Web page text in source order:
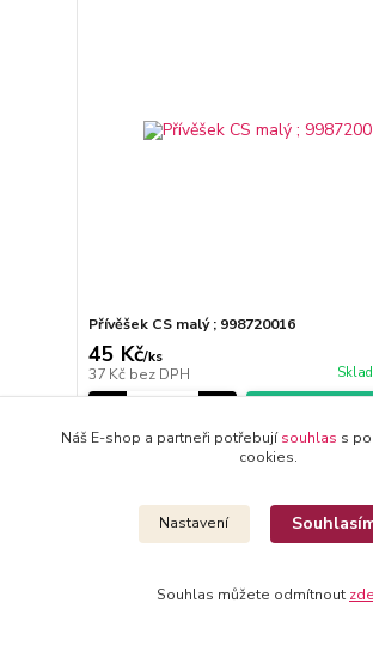
Přívěšek CS malý ; 998720016
45 Kč/ks
37 Kč bez DPH
Náš E-shop a partneři potřebujísouhlas s
cookies.
Nastavení
Souhlas můžete odmítnout zde